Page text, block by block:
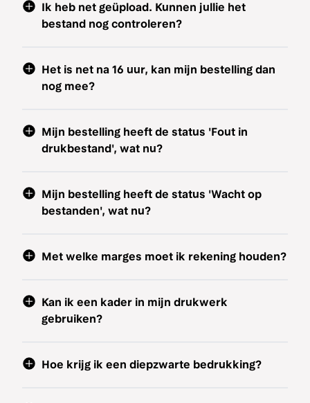
Ik heb net geüpload. Kunnen jullie het
bestand nog controleren?
Het is net na 16 uur, kan mijn bestelling dan
nog mee?
Mijn bestelling heeft de status 'Fout in
drukbestand', wat nu?
Mijn bestelling heeft de status 'Wacht op
bestanden', wat nu?
Met welke marges moet ik rekening houden?
Kan ik een kader in mijn drukwerk
gebruiken?
Hoe krijg ik een diepzwarte bedrukking?